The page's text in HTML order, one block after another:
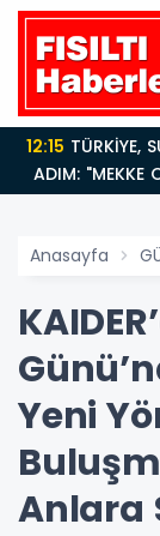
14:21BAKAN GÜRLEK’TEN TİGAD ÇALIŞTAYINDA Çarpıcı
Anasayfa
Yeni
Anlara